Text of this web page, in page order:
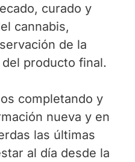
curado y
cannabis,
de la
producto final.
completando y
nueva y en
las últimas
al día desde la